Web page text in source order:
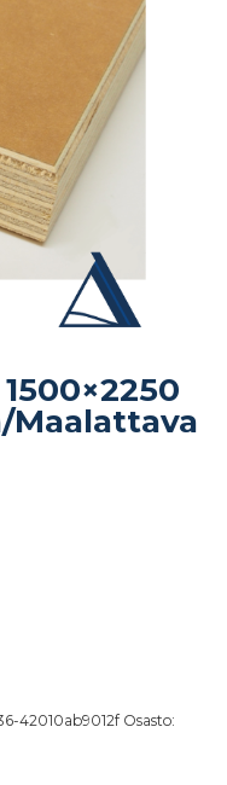
Maalattava
Maalattava RUSKEA
42010ab9012f Osasto: